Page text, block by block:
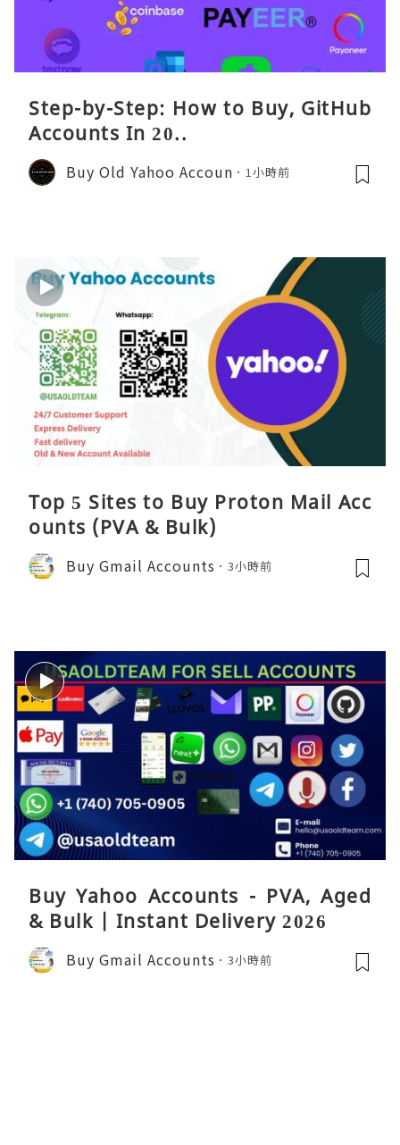
Step-by-Step: How to Buy, GitHub
Accounts In 20..
Buy Old Yahoo Accoun 1小時前
Top 5 Sites to Buy Proton Mail Acc
ounts (PVA & Bulk)
Buy Gmail Accounts 3小時前
Buy Yahoo Accounts - PVA, Aged
& Bulk | Instant Delivery 2026
Buy Gmail Accounts 3小時前